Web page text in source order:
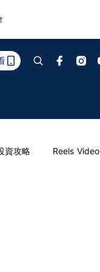
資攻略 Reels Video